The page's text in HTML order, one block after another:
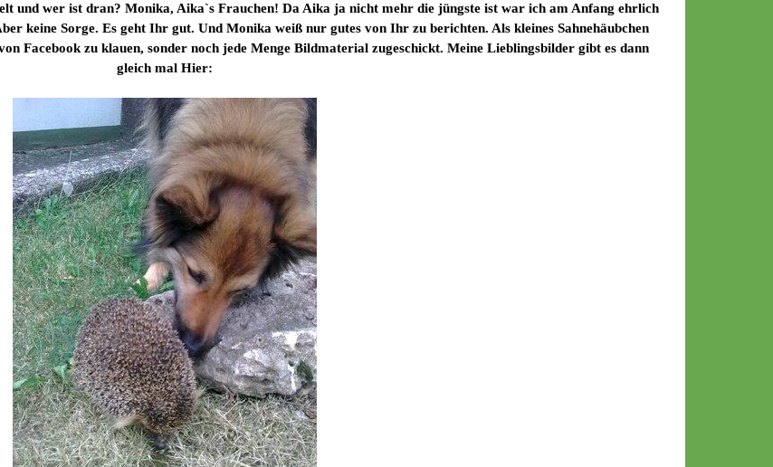
und wer ist dran? Monika, Aika`s Frauchen! Da Aika ja nicht mehr die jüngste ist war ich am Anfang ehrlich
keine Sorge. Es geht Ihr gut. Und Monika weiß nur gutes von Ihr zu berichten. Als kleines Sahnehäubchen
Facebook zu klauen, sonder noch jede Menge Bildmaterial zugeschickt. Meine Lieblingsbilder gibt es dann
gleich mal Hier: